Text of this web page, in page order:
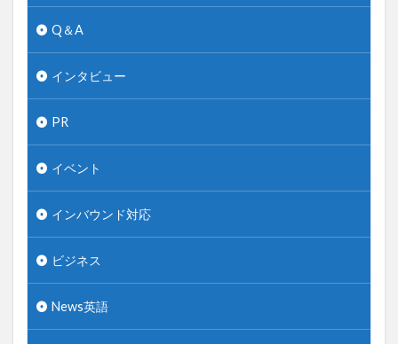
Q＆A
インタビュー
PR
イベント
インバウンド対応
ビジネス
News英語